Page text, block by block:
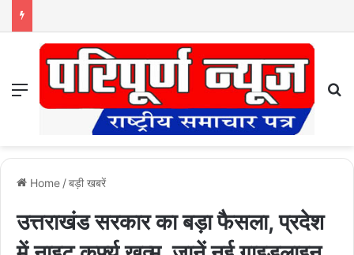
Menu
Home /बड़ी खबरें
उत्तराखंड सरकार का बड़ा फैसला, प्रदेश